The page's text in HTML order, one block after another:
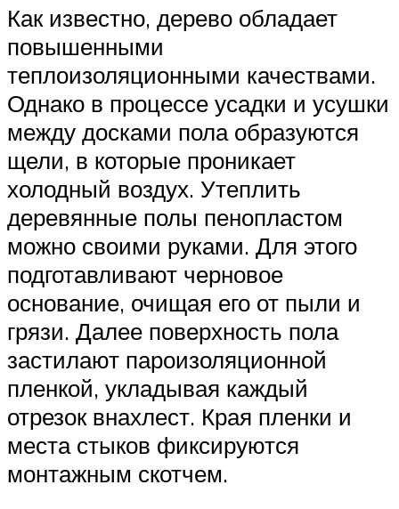
Как известно, дерево обладает
повышенными
теплоизоляционными качествами.
Однако в процессе усадки и усушки
между досками пола образуются
щели, в которые проникает
холодный воздух. Утеплить
деревянные полы пенопластом
можно своими руками. Для этого
подготавливают черновое
основание, очищая его от пыли и
грязи. Далее поверхность пола
застилают пароизоляционной
пленкой, укладывая каждый
отрезок внахлест. Края пленки и
места стыков фиксируются
монтажным скотчем.